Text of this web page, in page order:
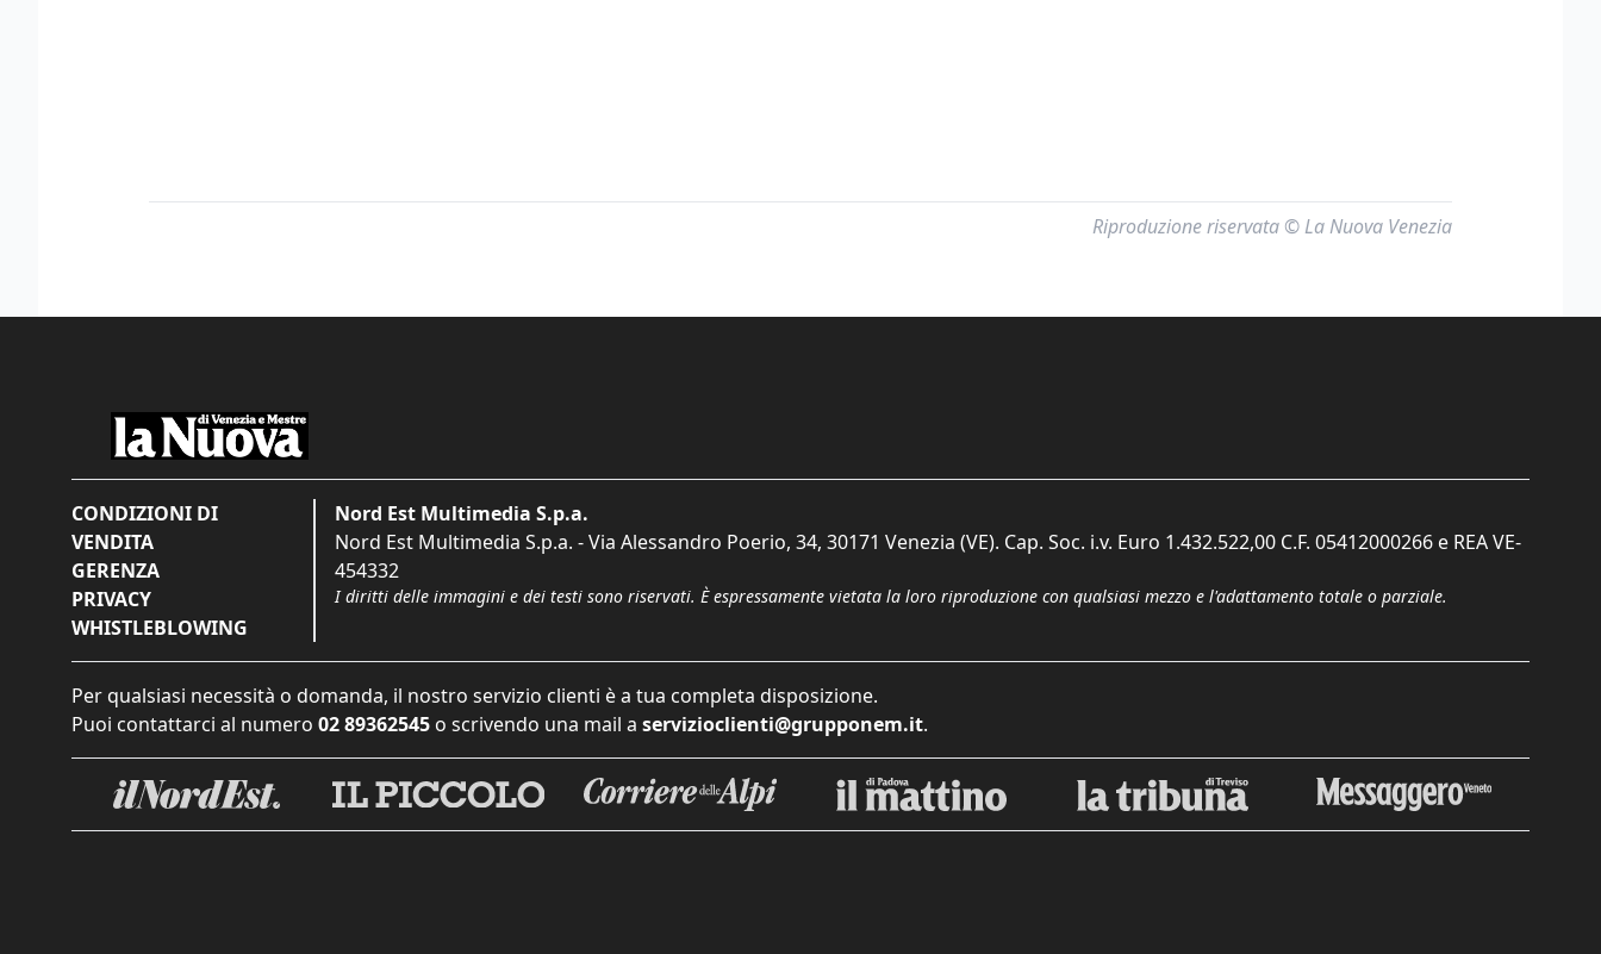
Riproduzione riservata © La Nuova Venezia
CONDIZIONI DI
VENDITA
GERENZA
PRIVACY
WHISTLEBLOWING
Nord Est Multimedia S.p.a.
Nord Est Multimedia S.p.a. - Via Alessandro Poerio, 34, 30171 Venezia (VE). Cap. Soc. i.v. Euro 1.432.522,00 C.F. 05412000266 e REA VE-
454332
I diritti delle immagini e dei testi sono riservati. È espressamente vietata la loro riproduzione con qualsiasi mezzo e l'adattamento totale o parziale.
Per qualsiasi necessità o domanda, il nostro servizio clienti è a tua completa disposizione.
Puoi contattarci al numero 02 89362545 o scrivendo una mail a servizioclienti@grupponem.it.